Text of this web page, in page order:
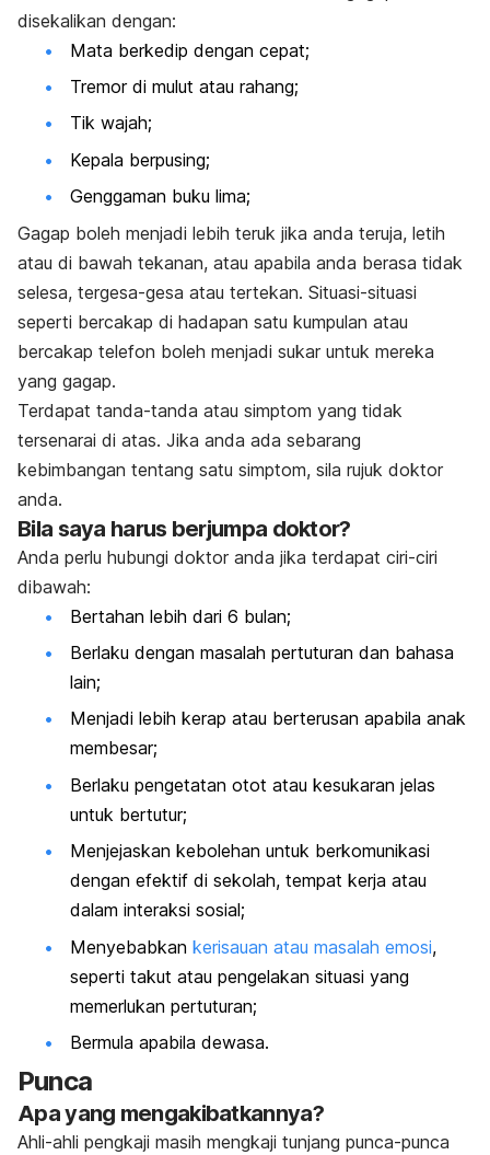
disekalikan dengan:
Mata berkedip dengan cepat;
Tremor di mulut atau rahang;
Tik wajah;
Kepala berpusing;
Genggaman buku lima;
Gagap boleh menjadi lebih teruk jika anda teruja, letih
atau di bawah tekanan, atau apabila anda berasa tidak
selesa, tergesa-gesa atau tertekan. Situasi-situasi
seperti bercakap di hadapan satu kumpulan atau
bercakap telefon boleh menjadi sukar untuk mereka
yang gagap.
Terdapat tanda-tanda atau simptom yang tidak
tersenarai di atas. Jika anda ada sebarang
kebimbangan tentang satu simptom, sila rujuk doktor
anda.
Bila saya harus berjumpa doktor?
Anda perlu hubungi doktor anda jika terdapat ciri-ciri
dibawah:
Bertahan lebih dari 6 bulan;
Berlaku dengan masalah pertuturan dan bahasa
lain;
Menjadi lebih kerap atau berterusan apabila anak
membesar;
Berlaku pengetatan otot atau kesukaran jelas
untuk bertutur;
Menjejaskan kebolehan untuk berkomunikasi
dengan efektif di sekolah, tempat kerja atau
dalam interaksi sosial;
Menyebabkan kerisauan atau masalah emosi,
seperti takut atau pengelakan situasi yang
memerlukan pertuturan;
Bermula apabila dewasa.
Punca
Apa yang mengakibatkannya?
Ahli-ahli pengkaji masih mengkaji tunjang punca-punca